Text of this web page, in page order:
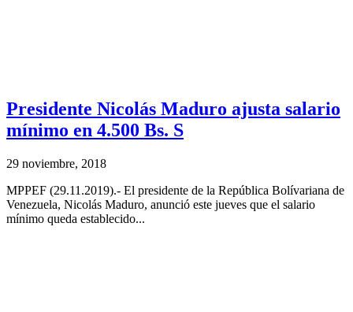
Presidente Nicolás Maduro ajusta salario
mínimo en 4.500 Bs. S
29 noviembre, 2018
MPPEF (29.11.2019).- El presidente de la República Bolívariana de
Venezuela, Nicolás Maduro, anunció este jueves que el salario
mínimo queda establecido...